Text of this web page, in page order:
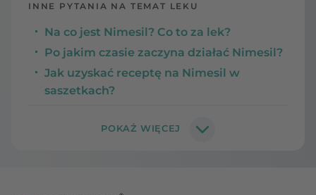
INNE PYTANIA NA TEMAT LEKU
Na co jest Nimesil? Co to za lek?
Po jakim czasie zaczyna działać Nimesil?
Jak uzyskać receptę na Nimesil w
saszetkach?